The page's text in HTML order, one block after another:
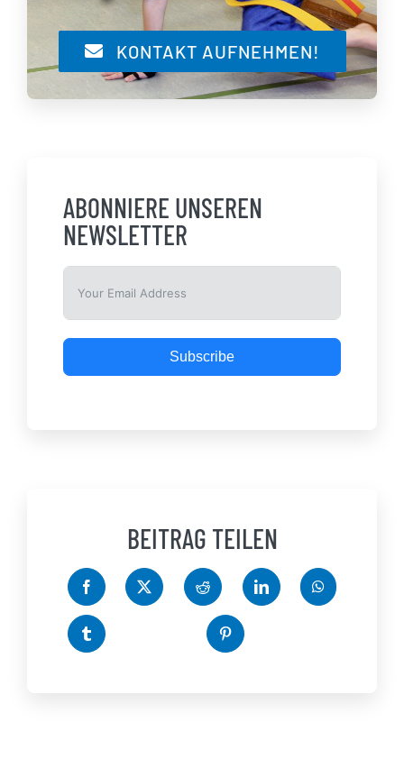
KONTAKT AUFNEHMEN!
ABONNIERE UNSEREN
NEWSLETTER
Subscribe
BEITRAG TEILEN